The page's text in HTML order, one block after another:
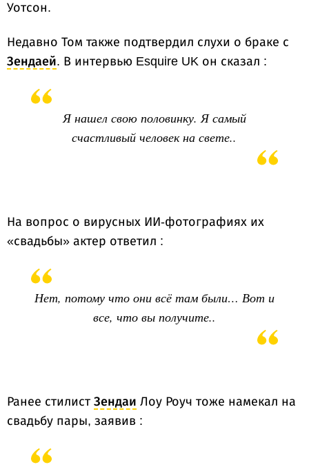
Уотсон.
Недавно Том также подтвердил слухи о браке с
Зендаей. В интервью Esquire UK он сказал :
Я нашел свою половинку. Я самый
счастливый человек на свете..
На вопрос о вирусных ИИ-фотографиях их
«свадьбы» актер ответил :
Нет, потому что они всё там были… Вот и
все, что вы получите..
Ранее стилист Зендаи Лоу Роуч тоже намекал на
свадьбу пары, заявив :